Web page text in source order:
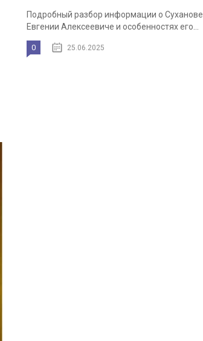
Подробный разбор информации о Суханове
Евгении Алексеевиче и особенностях его...
0 25.06.2025